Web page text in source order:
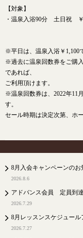
【対象】
・温泉入浴90分 土日祝
※平日は、温泉入浴￥1,100
※過去に温泉回数券をご購
であれば、
ご利用頂けます。
※温泉回数券は、2022年11
す。
セール時期は決定次第、ホ
8月入会キャンペーンのお
2026.8.6
アドバンス会員 定員到
2026.7.29
8月レッスンスケジュール
2026.7.27